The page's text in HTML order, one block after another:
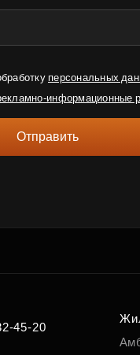
персональных
информационные
Отправить
45-20